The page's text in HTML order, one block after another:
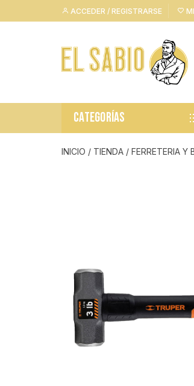
al
ACCEDER / REGISTRARSE
CATEGORÍAS
INICIO / TIENDA / FERRETERIA Y